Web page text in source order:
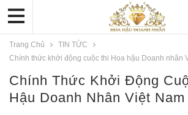
Trang Chủ
TIN TỨC
Chính thức khởi động cuộc thi Hoa hậu Doanh nhân
Chính Thức Khởi Động
Hậu Doanh Nhân Việt Nam